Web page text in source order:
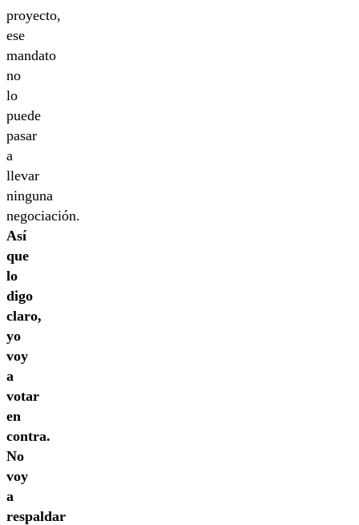
proyecto,
ese
mandato
no
lo
puede
pasar
a
llevar
ninguna
negociación.
Así
que
lo
digo
claro,
yo
voy
a
votar
en
contra.
No
voy
a
respaldar